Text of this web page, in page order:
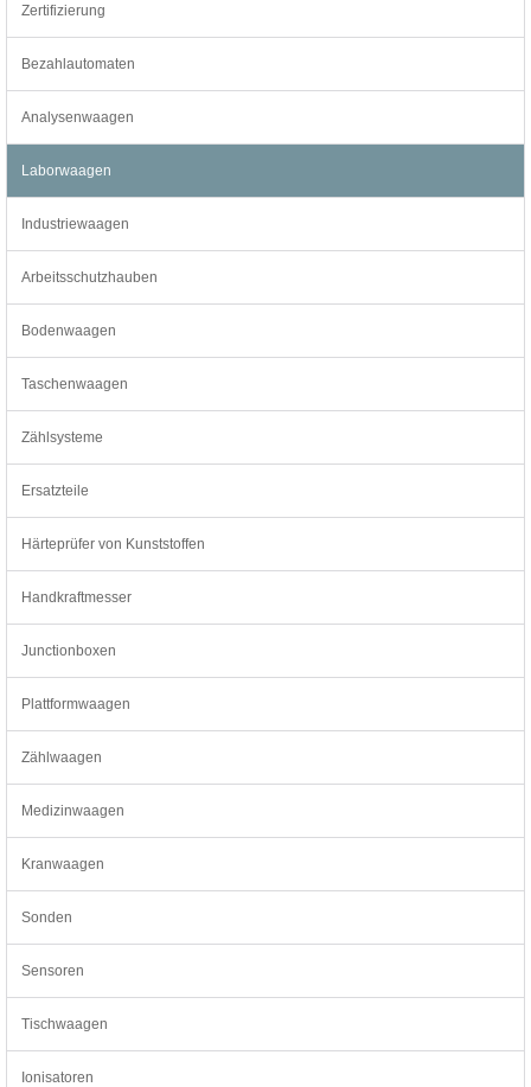
Zertifizierung
Bezahlautomaten
Analysenwaagen
Laborwaagen
Industriewaagen
Arbeitsschutzhauben
Bodenwaagen
Taschenwaagen
Zählsysteme
Ersatzteile
Härteprüfer von Kunststoffen
Handkraftmesser
Junctionboxen
Plattformwaagen
Zählwaagen
Medizinwaagen
Kranwaagen
Sonden
Sensoren
Tischwaagen
Ionisatoren